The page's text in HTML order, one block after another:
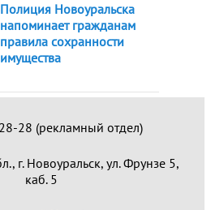
Полиция Новоуральска
напоминает гражданам
правила сохранности
имущества
28 (рекламный отдел)
г. Новоуральск, ул. Фрунзе 5,
каб. 5